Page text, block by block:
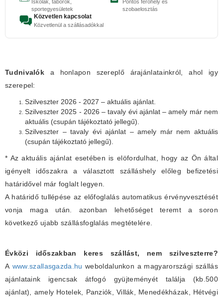
Iskolák, táborok,
sportegyesületek
Pontos férőhely és
szobaelosztás
Közvetlen kapcsolat
Közvetlenül a szállásadókkal
Tudnivalók a honlapon szereplő árajánlatainkról, ahol igy
szerepel:
Szilveszter 2026 - 2027 – aktuális ajánlat.
Szilveszter 2025 - 2026 – tavaly évi ajánlat – amely már nem
aktuális (csupán tájékoztató jellegű).
Szilveszter – tavaly évi ajánlat – amely már nem aktuális
(csupán tájékoztató jellegű).
* Az aktuális ajánlat esetében is elöfordulhat, hogy az Ön által
igényelt időszakra a választott szálláshely előleg befizetési
határidővel már foglalt legyen.
A határidő tullépése az előfoglalás automatikus érvényvesztését
vonja maga után. azonban lehetőséget teremt a soron
következő ujabb szállásfoglalás megtételére.
Évközi időszakban keres szállást, nem szilveszterre?
A www.szallasgazda.hu weboldalunkon a magyarországi szállás
ajánlataink igencsak átfogó gyüjteményét találja (kb.500
ajánlat), amely Hotelek, Panziók, Villák, Menedékházak, Hétvégi